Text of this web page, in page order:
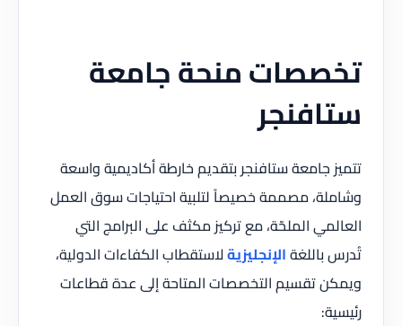
تخصصات منحة جامعة
ستافنجر
تتميز جامعة ستافنجر بتقديم خارطة أكاديمية واسعة
وشاملة، مصممة خصيصاً لتلبية احتياجات سوق العمل
العالمي الملحّة، مع تركيز مكثف على البرامج التي
تُدرس باللغةالإنجليزيةلاستقطاب الكفاءات الدولية،
ويمكن تقسيم التخصصات المتاحة إلى عدة قطاعات
رئيسية: